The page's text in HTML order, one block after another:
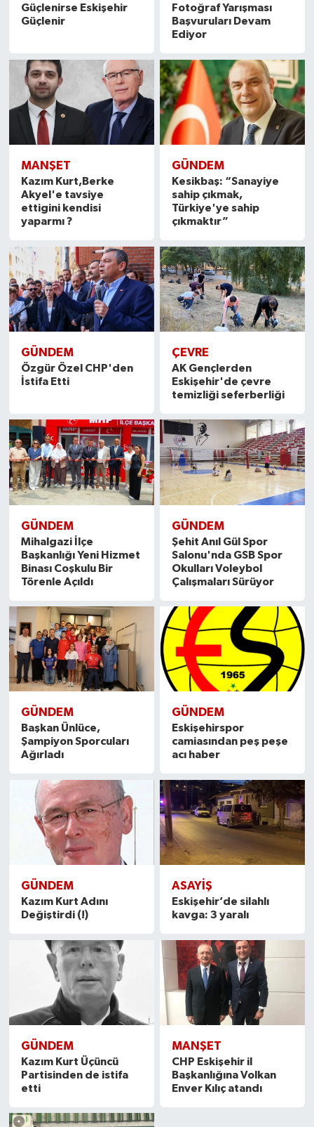
Güçlenirse Eskişehir
Güçlenir
Fotoğraf Yarışması
Başvuruları Devam
Ediyor
MANŞET
Kazım Kurt,Berke
Akyel'e tavsiye
ettigini kendisi
yaparmı ?
GÜNDEM
Kesikbaş: “Sanayiye
sahip çıkmak,
Türkiye'ye sahip
çıkmaktır”
GÜNDEM
Özgür Özel CHP'den
İstifa Etti
ÇEVRE
AK Gençlerden
Eskişehir'de çevre
temizliği seferberliği
GÜNDEM
Mihalgazi İlçe
Başkanlığı Yeni Hizmet
Binası Coşkulu Bir
Törenle Açıldı
GÜNDEM
Şehit Anıl Gül Spor
Salonu'nda GSB Spor
Okulları Voleybol
Çalışmaları Sürüyor
GÜNDEM
Başkan Ünlüce,
Şampiyon Sporcuları
Ağırladı
GÜNDEM
Eskişehirspor
camiasından peş peşe
acı haber
GÜNDEM
Kazım Kurt Adını
Değiştirdi (!)
ASAYIŞ
Eskişehir’de silahlı
kavga: 3 yaralı
GÜNDEM
Kazım Kurt Üçüncü
Partisinden de istifa
etti
MANŞET
CHP Eskişehir il
Başkanlığına Volkan
Enver Kılıç atandı